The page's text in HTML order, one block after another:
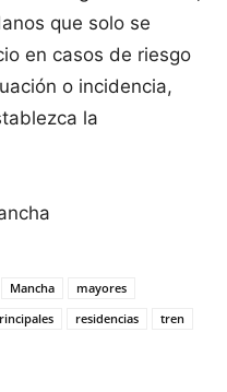
que solo se
en casos de riesgo
o incidencia,
la
Mancha
mayores
residencias
tren